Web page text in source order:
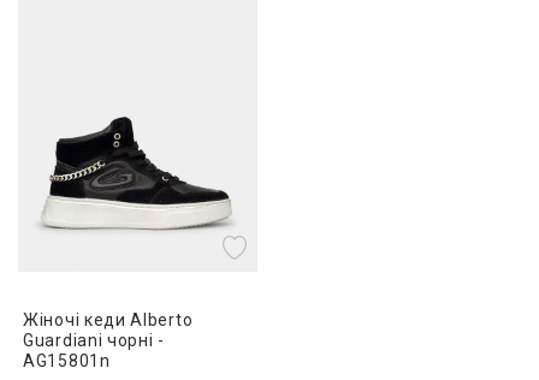
Жіночі кеди Alberto
Guardiani чорні -
AG15801n